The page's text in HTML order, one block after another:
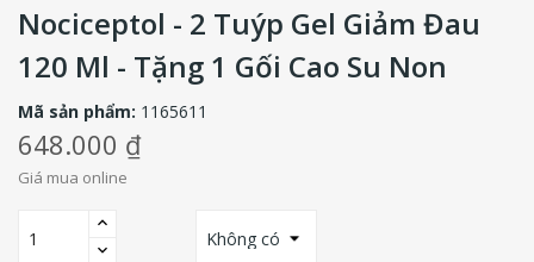
Nociceptol - 2 Tuýp Gel Giảm Đau
120 Ml - Tặng 1 Gối Cao Su Non
Mã sản phẩm: 1165611
648.000 ₫
Giá mua online